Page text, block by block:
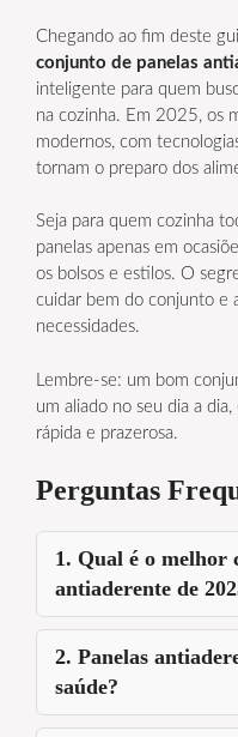
Chegando ao fim deste
conjunto de panelas
inteligente para quem
na cozinha. Em 2025, os
modernos, com
tornam o preparo dos
Seja para quem cozinha
panelas apenas em
os bolsos e estilos. O
cuidar bem do conjunto e
necessidades.
Lembre-se: um bom
um aliado no seu dia a
rápida e prazerosa.
Perguntas
1. Qual é o melhor
antiaderente de
2. Panelas
saúde?